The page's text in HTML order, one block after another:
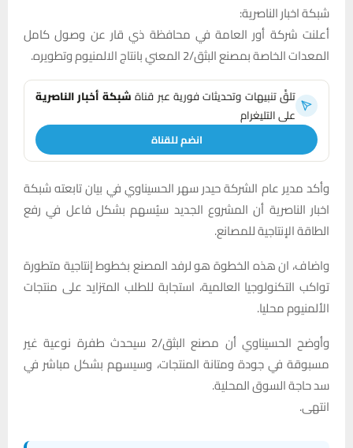
شبكة اخبار الناصرية:
أعلنت شركة أور العامة في محافظة ذي قار عن وصول كامل
المعدات الخاصة بمصنع البثق/2 المعني بانتاج الالمنيوم وتطويره.
تلقَّ تنبيهات وتحديثات فورية عبر قناةشبكة أخبار الناصرية
على التليغرام
انضم للقناة
وأكد مدير عام الشركة حيدر سهر الحسيناوي في بيان تابعته شبكة
اخبار الناصرية أن المشروع الجديد سيُسهم بشكل فاعل في رفع
الطاقة الإنتاجية للمصانع.
واضاف، ان هذه الخطوة هو لرفد المصنع بخطوط إنتاجية متطورة
تواكب التكنولوجيا العالمية، استجابة للطلب المتزايد على منتجات
الألمنيوم محليا.
وأوضح الحسيناوي أن مصنع البثق/2 سيحدث طفرة نوعية غير
مسبوقة في جودة ومتانة المنتجات، وسيسهم بشكل مباشر في
سد حاجة السوق المحلية.
انتهى.